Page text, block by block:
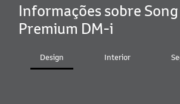
Informações sobre
Premium DM-i
Design Interior